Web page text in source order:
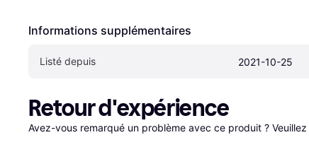
Informations supplémentaires
Listé depuis 2021-10-25
Retour d'expérience
Avez-vous remarqué un problème avec ce produit ? Veuillez